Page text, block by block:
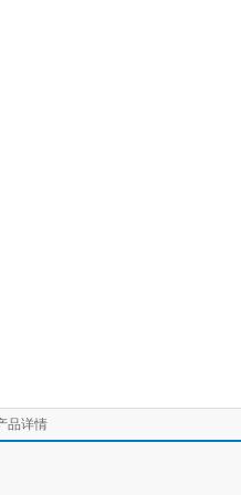
品详情